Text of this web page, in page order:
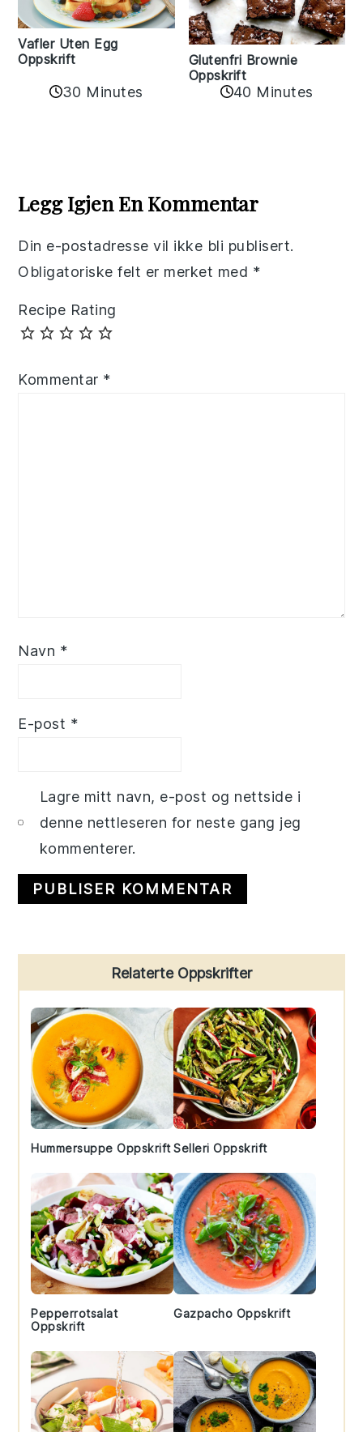
Vafler Uten Egg
Oppskrift
30 Minutes
Glutenfri Brownie
Oppskrift
40 Minutes
Interactions
Legg Igjen En Kommentar
Din e-postadresse vil ikke bli publisert.
Obligatoriske felt er merket med *
Recipe Rating
Kommentar *
Navn *
E-post *
Lagre mitt navn, e-post og nettside i
denne nettleseren for neste gang jeg
kommenterer.
Sidebar
Relaterte Oppskrifter
Hummersuppe OppskriftSelleri Oppskrift
Pepperrotsalat
Oppskrift
Gazpacho Oppskrift